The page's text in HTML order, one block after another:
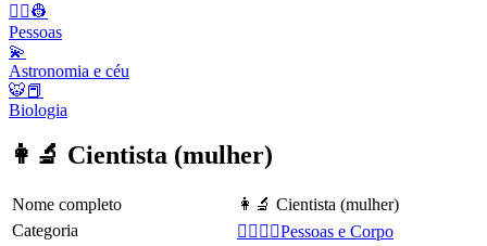
👨‍✈️👷
Pessoas
💫
Astronomia e céu
🐯📕
Biologia
👩‍🔬 Cientista (mulher)
Nome completo
👩‍🔬 Cientista (mulher)
Categoria
👩‍❤️‍💋‍👨Pessoas e Corpo